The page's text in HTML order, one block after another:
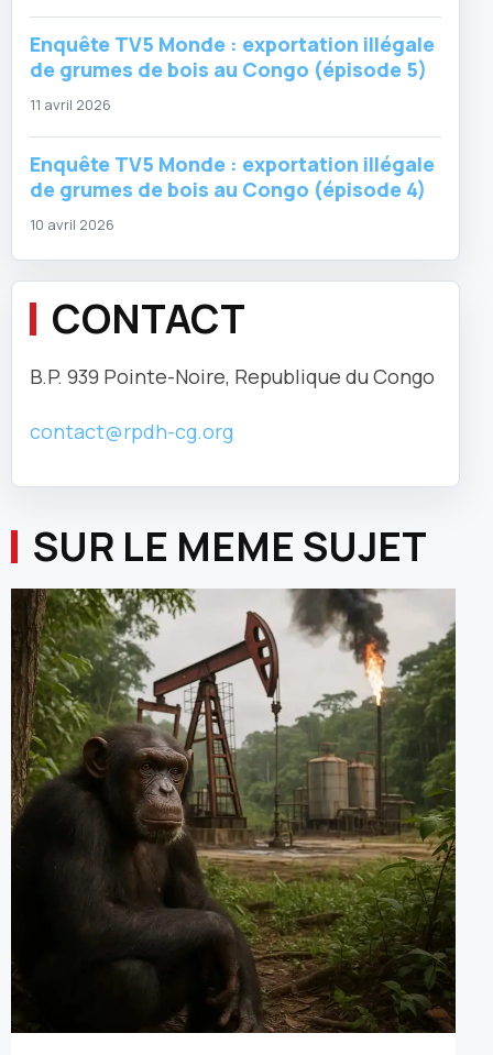
Enquête TV5 Monde : exportation illégale
de grumes de bois au Congo (épisode 5)
11 avril 2026
Enquête TV5 Monde : exportation illégale
de grumes de bois au Congo (épisode 4)
10 avril 2026
CONTACT
B.P. 939 Pointe-Noire, Republique du Congo
contact@rpdh-cg.org
SUR LE MEME SUJET